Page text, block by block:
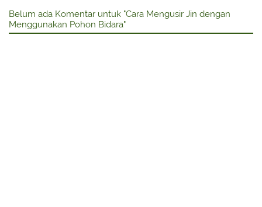
Belum ada Komentar untuk "Cara Mengusir Jin dengan
Menggunakan Pohon Bidara"